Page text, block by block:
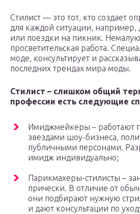
Стилист — это тот, кто создает
для каждой ситуации, например,
или поездки на пикник.
просветительская работа.
моде, консультирует и
последних трендах мира моды.
Стилист – слишком общий
профессии есть следующие
Имиджмейкеры – работают
звездами шоу-бизнеса,
публичными персонами.
имидж индивидуально; ⠀
Парикмахеры-стилисты –
прически. В отличие от
они подбирают нужную
и дают консультации по